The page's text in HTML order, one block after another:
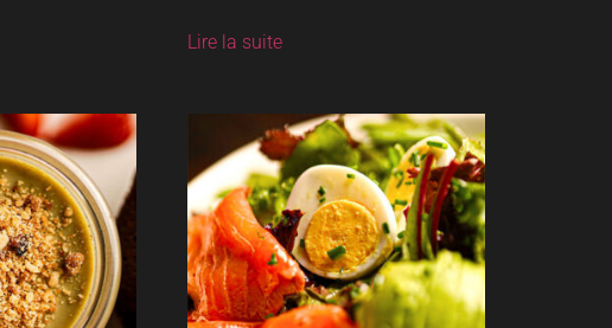
Lire la suite